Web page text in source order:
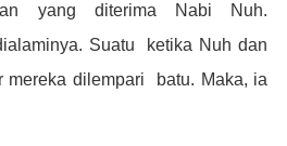
yang diterima Nabi Nuh.
Suatu ketika Nuh dan
mereka dilempari batu. Maka, ia